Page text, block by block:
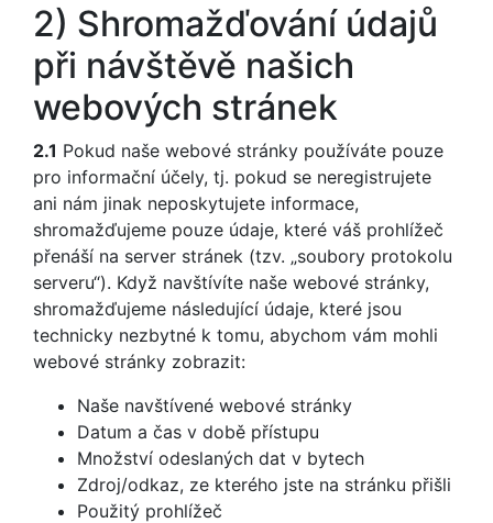
2) Shromažďování údajů
při návštěvě našich
webových stránek
2.1 Pokud naše webové stránky používáte pouze
pro informační účely, tj. pokud se neregistrujete
ani nám jinak neposkytujete informace,
shromažďujeme pouze údaje, které váš prohlížeč
přenáší na server stránek (tzv. „soubory protokolu
serveru“). Když navštívíte naše webové stránky,
shromažďujeme následující údaje, které jsou
technicky nezbytné k tomu, abychom vám mohli
webové stránky zobrazit:
Naše navštívené webové stránky
Datum a čas v době přístupu
Množství odeslaných dat v bytech
Zdroj/odkaz, ze kterého jste na stránku přišli
Použitý prohlížeč